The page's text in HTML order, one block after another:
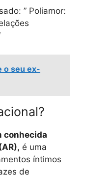
” Poliamor:
o seu ex-
conhecida
é uma
íntimos
de